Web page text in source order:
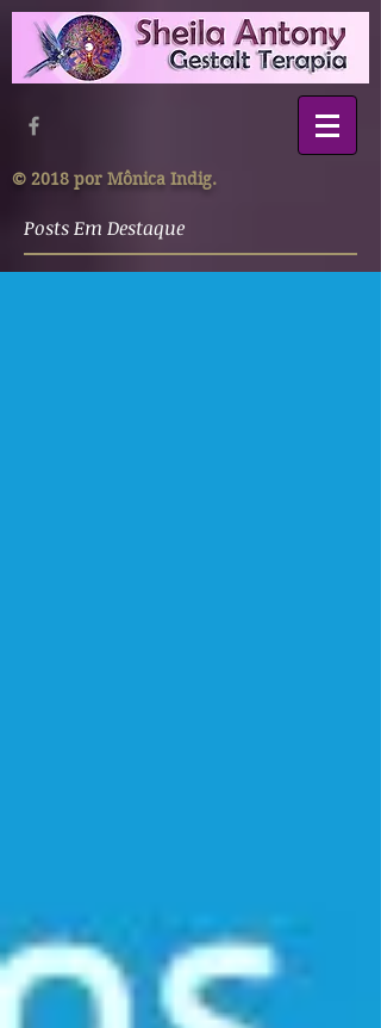
© 2018 por Mônica Indig.
Posts Em Destaque